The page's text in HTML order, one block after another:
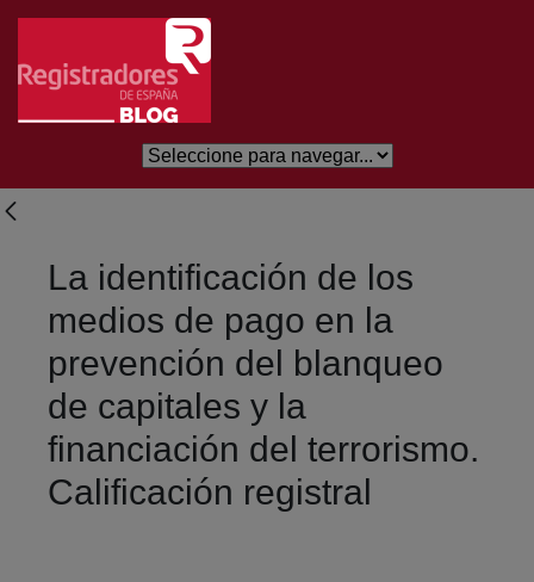
Salta al contingut principal
La identificación de los
medios de pago en la
prevención del blanqueo
de capitales y la
financiación del terrorismo.
Calificación registral